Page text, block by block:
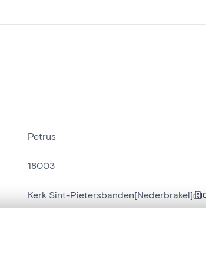
Petrus
18003
Kerk Sint-Pietersbanden[Nederbrakel]